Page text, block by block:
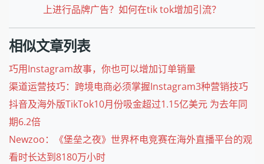
上进行品牌广告？如何在tik tok增加引流？
相似文章列表
巧用Instagram故事，你也可以增加订单销量
渠道运营技巧：跨境电商必须掌握Instagram3种营销技巧
抖音及海外版TikTok10月份吸金超过1.15亿美元 为去年同
期6.2倍
Newzoo：《堡垒之夜》世界杯电竞赛在海外直播平台的观
看时长达到8180万小时